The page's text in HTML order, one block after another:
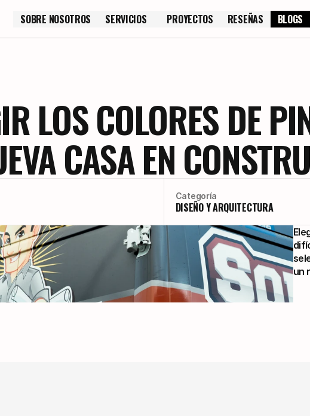
SOBRE NOSOTROS
SOBRE NOSOTROS
SERVICIOS
PROYECTOS
PROYECTOS
RESEÑAS
RESEÑAS
BLOGS
LOS COLORES DE
CASA EN
Categoría
DISEÑO Y ARQUITECTURA
un